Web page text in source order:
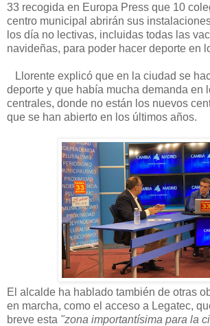
33 recogida en Europa Press que 10
centro municipal abrirán sus
los día no lectivas, incluidas todas las
navideñas, para poder hacer deporte en
Llorente explicó que en la ciudad se
deporte y que había mucha demanda en
centrales, donde no están los nuevos
que se han abierto en los últimos años.
El alcalde ha hablado también de otras
en marcha, como el acceso a Legatec,
breve esta "zona importantísima para la